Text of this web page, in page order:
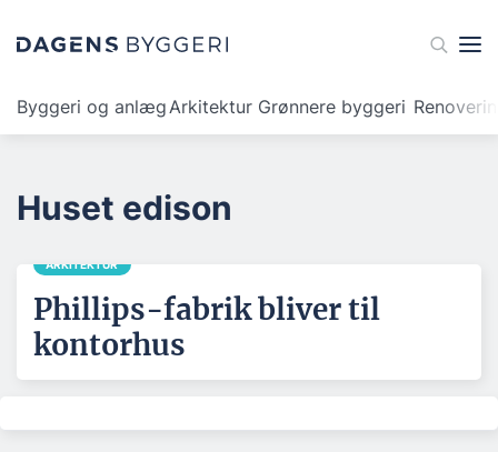
Byggeri og anlægArkitektur Grønnere byggeri
Huset edison
ARKITEKTUR
Phillips-fabrik bliver til
kontorhus